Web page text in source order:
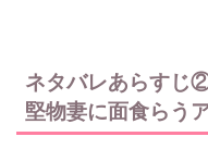
ネタバレあらすじ
堅物妻に面食らう